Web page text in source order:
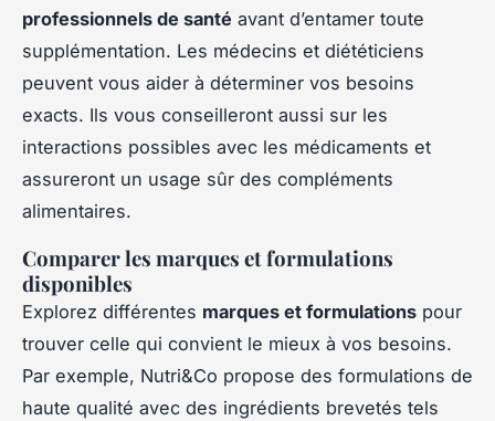
professionnels de santé avant d’entamer toute
supplémentation. Les médecins et diététiciens
peuvent vous aider à déterminer vos besoins
exacts. Ils vous conseilleront aussi sur les
interactions possibles avec les médicaments et
assureront un usage sûr des compléments
alimentaires.
Comparer les marques et formulations
disponibles
Explorez différentes marques et formulations pour
trouver celle qui convient le mieux à vos besoins.
Par exemple, Nutri&Co propose des formulations de
haute qualité avec des ingrédients brevetés tels